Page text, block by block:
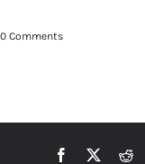
0 Comments